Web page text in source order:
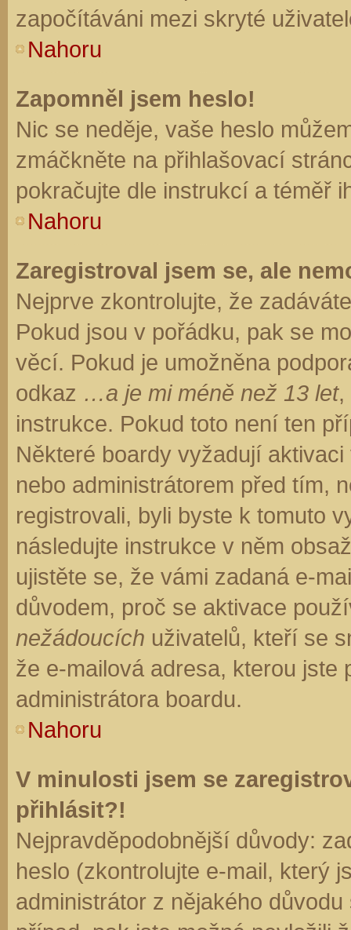
započítáváni mezi skryté
Nahoru
Zapomněl jsem heslo!
Nic se neděje, vaše heslo
zmáčkněte na přihlašovací
pokračujte dle instrukcí a téměř
Nahoru
Zaregistroval jsem se, ale
Nejprve zkontrolujte, že
Pokud jsou v pořádku, pak se
věcí. Pokud je umožněna
odkaz …a je mi méně než 13 let,
instrukce. Pokud toto není ten
Některé boardy vyžadují
nebo administrátorem před tím,
registrovali, byli byste k tomuto
následujte instrukce v něm
ujistěte se, že vámi zadaná e-
důvodem, proč se aktivace
nežádoucích uživatelů, kteří se
že e-mailová adresa, kterou jste
administrátora boardu.
Nahoru
V minulosti jsem se
přihlásit?!
Nejpravděpodobnější důvody:
heslo (zkontrolujte e-mail, který
administrátor z nějakého